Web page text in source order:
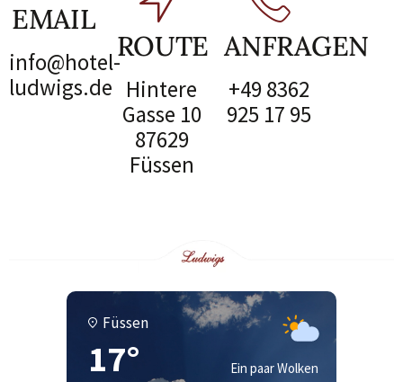
EMAIL
info@hotel-
ludwigs.de
ROUTE
Hintere
Gasse 10
87629
Füssen
ANFRAGEN
+49 8362
925 17 95
Füssen
17° Ein paar Wolken